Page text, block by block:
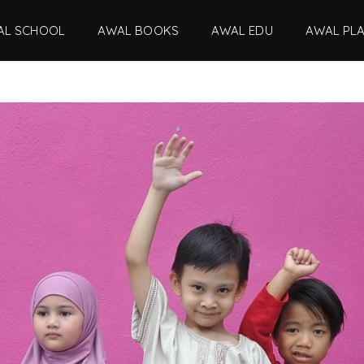
SCHOOL AWAL BOOKS AWAL EDU AWAL